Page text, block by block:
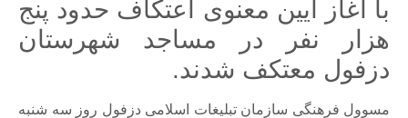
آیین معنوی اعتکاف حدود پنج
نفر در مساجد شهرستان
معتکف شدند.
فرهنگی سازمان تبلیغات اسلامی دزفول روز سه شنبه